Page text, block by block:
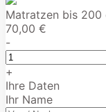
Matratzen bis 200
70,00 €
-
+
Ihre Daten
Ihr Name